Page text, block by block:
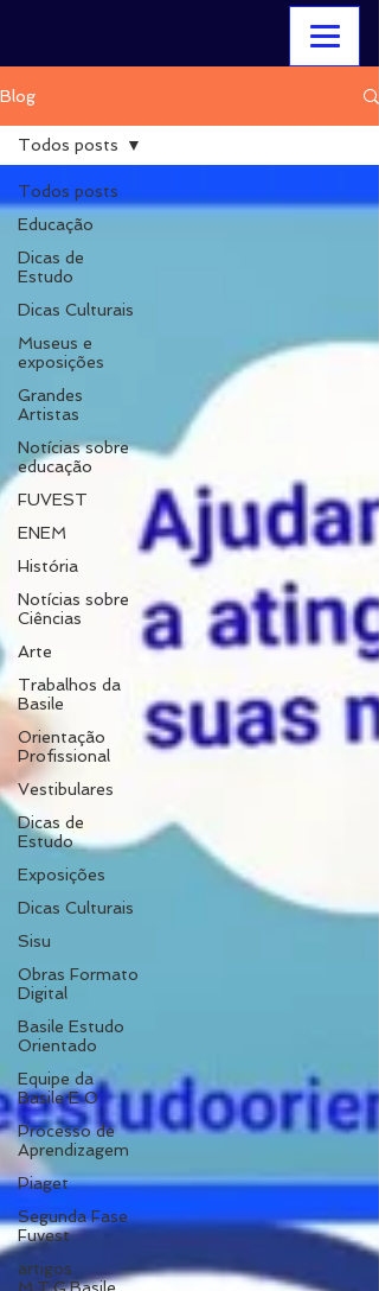
Blog
Todos posts
Educação
Dicas de
Estudo
Dicas Culturais
Museus e
exposições
Grandes
Artistas
Notícias sobre
educação
FUVEST
ENEM
História
Notícias sobre
Ciências
Arte
Trabalhos da
Basile
Orientação
Profissional
Vestibulares
Dicas de
Estudo
Exposições
Dicas Culturais
Sisu
Obras Formato
Digital
Basile Estudo
Orientado
Equipe da
Basile E O
Processo de
Aprendizagem
Piaget
Segunda Fase
Fuvest
artigos
Todos posts